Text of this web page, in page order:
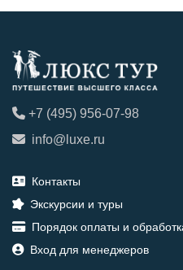
+7 (495) 956-07-98
info@luxe.ru
Контакты
Экскурсии и туры
Порядок оплаты и
Вход для менеджеров